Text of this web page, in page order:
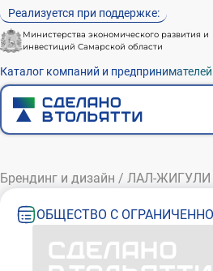
Реализуется при поддержке:
Министерства экономического развития и
инвестиций Самарской области
Каталог компаний и предпринимателей
Брендинг и дизайн / ЛАЛ-ЖИГУЛИ
ОБЩЕСТВО С